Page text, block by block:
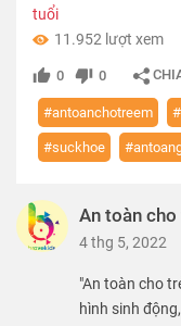
tuổi
11.952 lượt xem
0 0
#antoanchotreem
#suckhoe
An toàn
4 thg 5, 2022
"An toàn cho
hình sinh